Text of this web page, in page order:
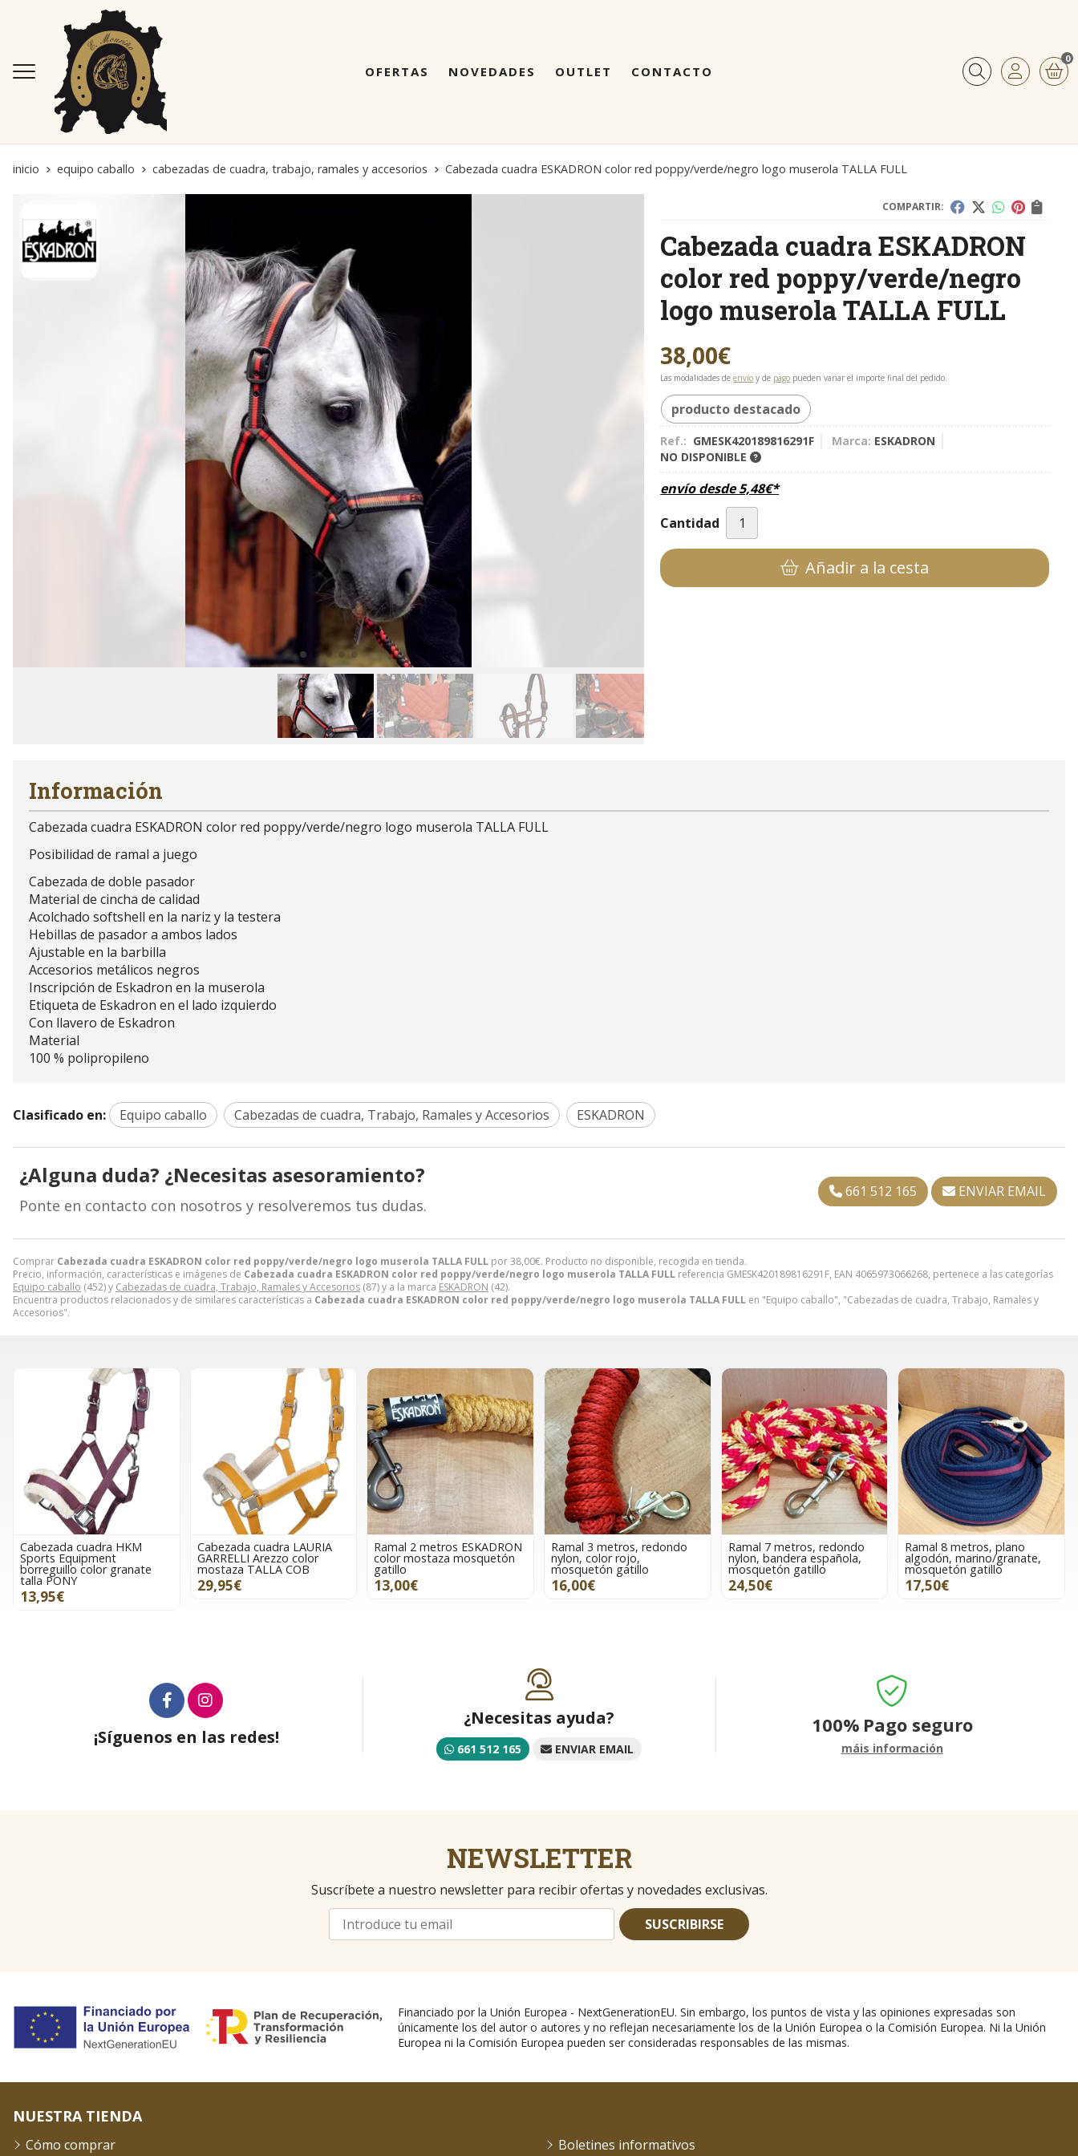
OFERTAS NOVEDADES OUTLET CONTACTO Buscar
0
inicio equipo caballo cabezadas de cuadra, trabajo, ramales y accesorios Cabezada cuadra ESKADRON color red poppy/verde/negro logo muserola TALLA FULL
COMPARTIR:
Cabezada cuadra ESKADRON
color red poppy/verde/negro
logo muserola TALLA FULL
38,00€
Las modalidades deenvío y de pago pueden variar el importe final del pedido.
producto destacado
Ref.: GMESK420189816291F Marca: ESKADRON
NO DISPONIBLE
envío desde5,48€*
Cantidad
Añadir a la cesta
Comprar Cabezada cuadra ESKADRON color red poppy/verde/negro logo muserola TALLA FULL por38,00€. Producto no disponible, recogida en tienda.
Precio, información, características e imágenes de Cabezada cuadra ESKADRON color red poppy/verde/negro logo muserola TALLA FULL referencia GMESK420189816291F, EAN 4065973066268, pertenece a las categorías
Equipo caballo (452) y Cabezadas de cuadra, Trabajo, Ramales y Accesorios (87) y a la marca ESKADRON (42).
Encuentra productos relacionados y de similares características a Cabezada cuadra ESKADRON color red poppy/verde/negro logo muserola TALLA FULL en "Equipo caballo", "Cabezadas de cuadra, Trabajo, Ramales y
Accesorios".
Información
Cabezada cuadra ESKADRON color red poppy/verde/negro logo muserola TALLA FULL
Posibilidad de ramal a juego
Cabezada de doble pasador
Material de cincha de calidad
Acolchado softshell en la nariz y la testera
Hebillas de pasador a ambos lados
Ajustable en la barbilla
Accesorios metálicos negros
Inscripción de Eskadron en la muserola
Etiqueta de Eskadron en el lado izquierdo
Con llavero de Eskadron
Material
100 % polipropileno
Clasificado en: Equipo caballo Cabezadas de cuadra, Trabajo, Ramales y Accesorios ESKADRON
¿Alguna duda? ¿Necesitas asesoramiento?
Ponte en contacto con nosotros y resolveremos tus dudas.
661 512 165 ENVIAR EMAIL
Cabezada cuadra HKM
Sports Equipment
borreguillo color granate
talla PONY
13,95€
Cabezada cuadra LAURIA
GARRELLI Arezzo color
mostaza TALLA COB
29,95€
Ramal 2 metros ESKADRON
color mostaza mosquetón
gatillo
13,00€
Ramal 3 metros, redondo
nylon, color rojo,
mosquetón gatillo
16,00€
Ramal 7 metros, redondo
nylon, bandera española,
mosquetón gatillo
24,50€
Ramal 8 metros, plano
algodón, marino/granate,
mosquetón gatillo
17,50€
¡Síguenos en las redes!
¿Necesitas ayuda?
661 512 165 ENVIAR EMAIL
100% Pago seguro
máis información
NEWSLETTER
Suscríbete a nuestro newsletter para recibir ofertas y novedades exclusivas.
SUSCRIBIRSE
Financiado por la Unión Europea - NextGenerationEU. Sin embargo, los puntos de vista y las opiniones expresadas son
únicamente los del autor o autores y no reflejan necesariamente los de la Unión Europea o la Comisión Europea. Ni la Unión
Europea ni la Comisión Europea pueden ser consideradas responsables de las mismas.
NUESTRA TIENDA
Cómo comprar Boletines informativos